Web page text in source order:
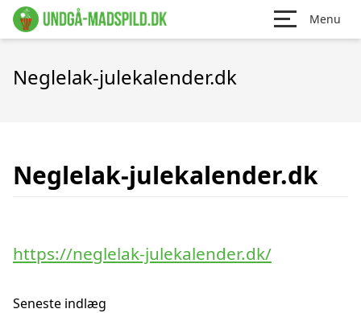
Menu
Neglelak-julekalender.dk
Neglelak-julekalender.dk
https://neglelak-julekalender.dk/
Seneste indlæg